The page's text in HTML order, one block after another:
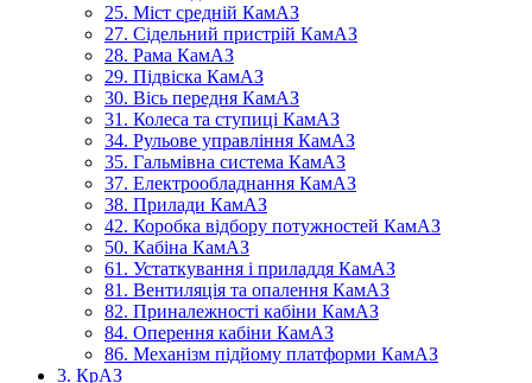
25. Міст средній КамАЗ
27. Сідельний пристрій КамАЗ
28. Рама КамАЗ
29. Підвіска КамАЗ
30. Вісь передня КамАЗ
31. Колеса та ступиці КамАЗ
34. Рульове управління КамАЗ
35. Гальмівна система КамАЗ
37. Електрообладнання КамАЗ
38. Прилади КамАЗ
42. Коробка відбору потужностей КамАЗ
50. Кабіна КамАЗ
61. Устаткування і приладдя КамАЗ
81. Вентиляція та опалення КамАЗ
82. Приналежності кабіни КамАЗ
84. Оперення кабіни КамАЗ
86. Механізм підйому платформи КамАЗ
3. КрАЗ